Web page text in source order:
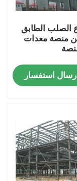
الصلب الطابق
منصة معدات
استفسار